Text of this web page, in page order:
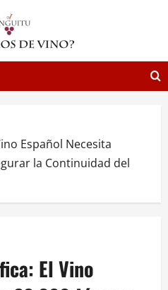
Español Necesita
la Continuidad del
El Vino